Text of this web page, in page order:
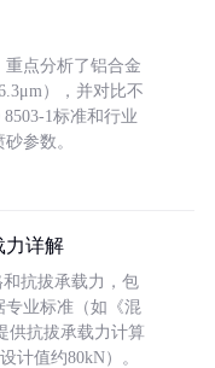
点分析了铝合金
），并对比不
1标准和行业
参数。
力详解
抗拔承载力，包
专业标准（如《混
供抗拔承载力计算
计值约80kN）。